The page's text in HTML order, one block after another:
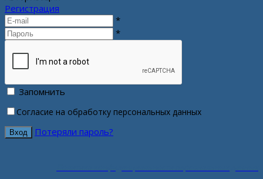
Регистрация
*
*
Запомнить
Согласие на обработку персональных данных
Потеряли пароль?